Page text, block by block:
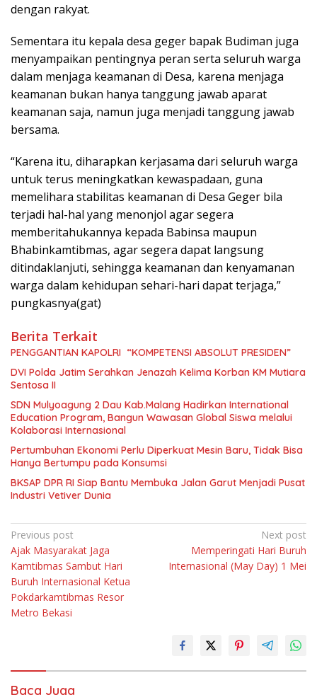
dengan rakyat.
Sementara itu kepala desa geger bapak Budiman juga
menyampaikan pentingnya peran serta seluruh warga
dalam menjaga keamanan di Desa, karena menjaga
keamanan bukan hanya tanggung jawab aparat
keamanan saja, namun juga menjadi tanggung jawab
bersama.
“Karena itu, diharapkan kerjasama dari seluruh warga
untuk terus meningkatkan kewaspadaan, guna
memelihara stabilitas keamanan di Desa Geger bila
terjadi hal-hal yang menonjol agar segera
memberitahukannya kepada Babinsa maupun
Bhabinkamtibmas, agar segera dapat langsung
ditindaklanjuti, sehingga keamanan dan kenyamanan
warga dalam kehidupan sehari-hari dapat terjaga,”
pungkasnya(gat)
Berita Terkait
PENGGANTIAN KAPOLRI “KOMPETENSI ABSOLUT PRESIDEN”
DVI Polda Jatim Serahkan Jenazah Kelima Korban KM Mutiara
Sentosa II
SDN Mulyoagung 2 Dau Kab.Malang Hadirkan International
Education Program, Bangun Wawasan Global Siswa melalui
Kolaborasi Internasional
Pertumbuhan Ekonomi Perlu Diperkuat Mesin Baru, Tidak Bisa
Hanya Bertumpu pada Konsumsi
BKSAP DPR RI Siap Bantu Membuka Jalan Garut Menjadi Pusat
Industri Vetiver Dunia
Navigasi
pos
Previous post
Ajak Masyarakat Jaga
Kamtibmas Sambut Hari
Buruh Internasional Ketua
Pokdarkamtibmas Resor
Metro Bekasi
Next post
Memperingati Hari Buruh
Internasional (May Day) 1 Mei
Baca Juga